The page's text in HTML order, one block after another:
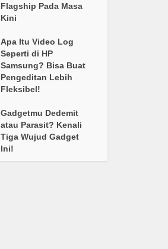
Flagship Pada Masa
Kini
Apa Itu Video Log
Seperti di HP
Samsung? Bisa Buat
Pengeditan Lebih
Fleksibel!
Gadgetmu Dedemit
atau Parasit? Kenali
Tiga Wujud Gadget
Ini!